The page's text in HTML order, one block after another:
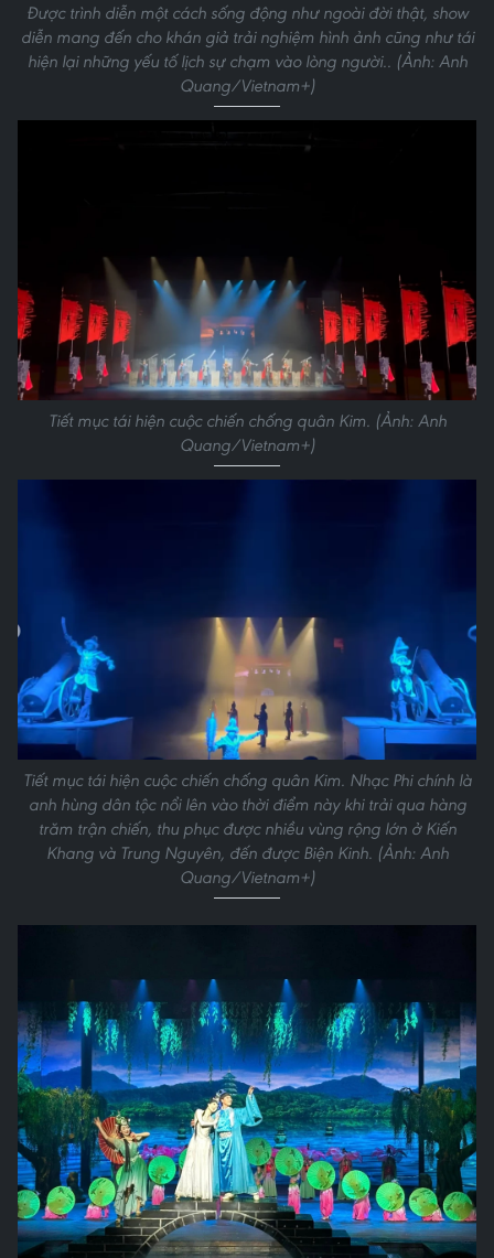
Được trình diễn một cách sống động như ngoài đời thật, show
diễn mang đến cho khán giả trải nghiệm hình ảnh cũng như tái
hiện lại những yếu tố lịch sự chạm vào lòng người.. (Ảnh: Anh
Quang/Vietnam+)
Tiết mục tái hiện cuộc chiến chống quân Kim. (Ảnh: Anh
Quang/Vietnam+)
Tiết mục tái hiện cuộc chiến chống quân Kim. Nhạc Phi chính là
anh hùng dân tộc nổi lên vào thời điểm này khi trải qua hàng
trăm trận chiến, thu phục được nhiều vùng rộng lớn ở Kiến
Khang và Trung Nguyên, đến được Biện Kinh. (Ảnh: Anh
Quang/Vietnam+)